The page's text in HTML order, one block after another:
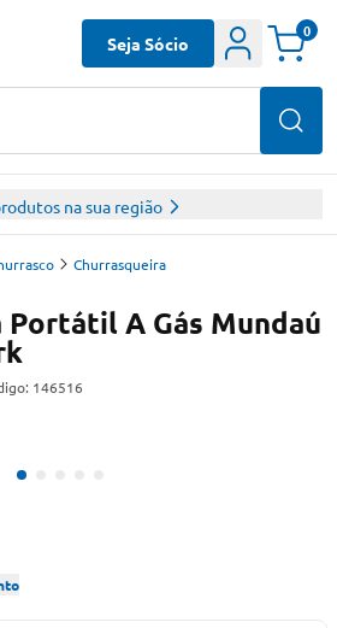
Seja Sócio
0
na sua região
Churrasqueira
Portátil A Gás Mundaú
146516